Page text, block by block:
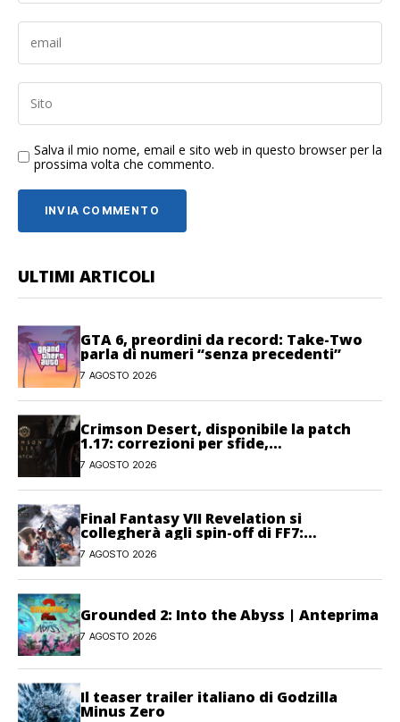
Salva il mio nome, email e sito web in questo browser per la
prossima volta che commento.
ULTIMI ARTICOLI
GTA 6, preordini da record: Take-Two
parla di numeri “senza precedenti”
7 AGOSTO 2026
Crimson Desert, disponibile la patch
1.17: correzioni per sfide,
combattimento e interfaccia
7 AGOSTO 2026
Final Fantasy VII Revelation si
collegherà agli spin-off di FF7:
Hamaguchi non si pone limiti
7 AGOSTO 2026
Grounded 2: Into the Abyss | Anteprima
7 AGOSTO 2026
Il teaser trailer italiano di Godzilla
Minus Zero